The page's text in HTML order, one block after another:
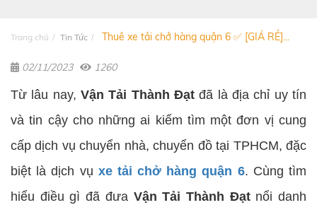
Trang chủ Tin Tức Thuê xe tải chở hàng quận 6 ✅ [GIÁ RẺ]...
02/11/2023 1260
Từ lâu nay, Vận Tải Thành Đạt đã là địa chỉ uy tín
và tin cậy cho những ai kiếm tìm một đơn vị cung
cấp dịch vụ chuyển nhà, chuyển đồ tại TPHCM, đặc
biệt là dịch vụ xe tải chở hàng quận 6. Cùng tìm
hiểu điều gì đã đưa Vận Tải Thành Đạtnổi danh